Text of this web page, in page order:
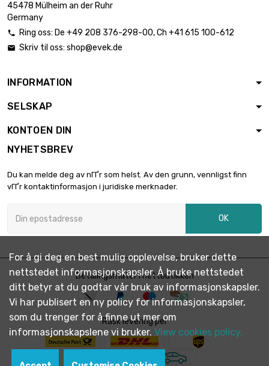
Tykkelse / styrke :
bredde x lengde :
200х1000mm
€ 1,647.40 
1.6mm
bredde x lengde :
300х1000mm
3.2mm
bredde x lengde :
200х1000mm
Tykkelse / styrke :
3.2mm
bredde x lengde :
300х300mm
Tykkelse / styrke :
5mm
bredde x lengde :
300х300mm
€ 2,316.60 
Tykkelse / styrke :
€ 2,779.90
45478 Mülheim an der Ruhr
Germany
 Ring oss: De +49 208 376-298-00, Ch +41 615 100-612
 Skriv til oss: shop@evek.de
INFORMATION
SELSKAP
KONTOEN DIN
NYHETSBREV
Du kan melde deg av nГҐr som helst. Av den grunn, vennligst finn
vГҐr kontaktinformasjon i juridiske merknader.
OK
Betalingsmåter i nettbutikken
Rask levering per
For å gi deg en best mulig opplevelse, bruker dette
nettstedet informasjonskapsler. Å bruke nettstedet
ditt betyr at du godtar vår bruk av informasjonskapsler.
Vi har publisert en ny policy for informasjonskapsler,
som du trenger for å finne ut mer om
informasjonskapslene vi bruker. View cookies policy.